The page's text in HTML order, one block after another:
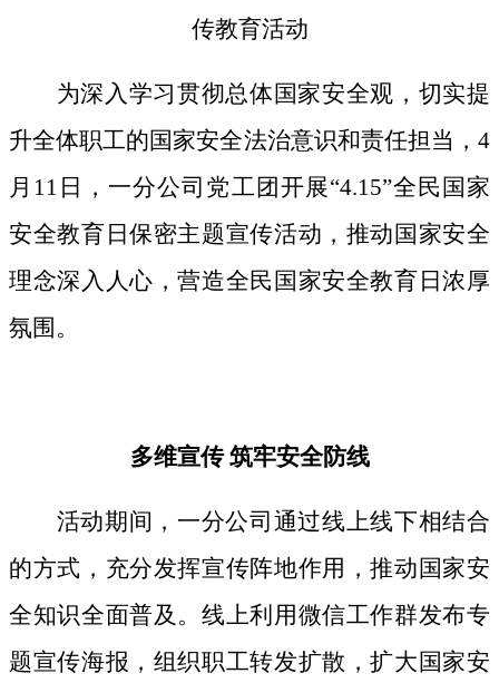
传教育活动
为深入学习贯彻总体国家安全观，切实提
升全体职工的国家安全法治意识和责任担当， 4
月11日，一分公司党工团开展“4.15”全民国家
安全教育日保密主题宣传活动，推动国家安全
理念深入人心，营造全民国家安全教育日浓厚
氛围。
多维宣传筑牢安全防线
活动期间， 一分公司通过线上线下相结合
的方式， 充分发挥宣传阵地作用，推动国家安
全知识全面普及。线上利用微信工作群发布专
题宣传海报，组织职工转发扩散，扩大国家安